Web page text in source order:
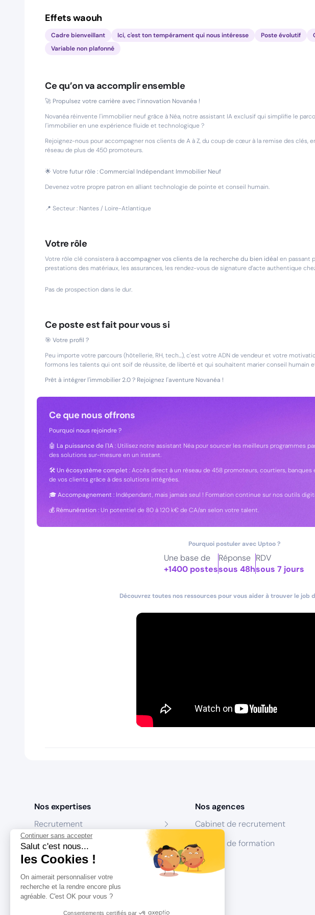
Continuer sans accepter
Salut c'est nous...
les Cookies !
On aimerait personnaliser votre
recherche et la rendre encore plus
agréable. C'est OK pour vous ?
Consentements certifiés par
Effets waouh
Cadre bienveillant Ici, c'est ton tempérament qui nous intéresse Poste évolutif
Variable non plafonné
Ce qu’on va accomplir ensemble
🚀 Propulsez votre carrière avec l’innovation Novanéa !
Novanéa réinvente l'immobilier neuf grâce à Néa, notre assistant IA exclusif qui simplifie le
l'immobilier en une expérience fluide et technologique ?
Rejoignez-nous pour accompagner nos clients de A à Z, du coup de cœur à la remise des clés,
réseau de plus de 450 promoteurs.
🌟 Votre futur rôle : Commercial Indépendant Immobilier Neuf
Devenez votre propre patron en alliant technologie de pointe et conseil humain.
📍 Secteur : Nantes / Loire-Atlantique
Votre rôle
Votre rôle clé consistera àaccompagner vos clients de la recherche du bien idéal en passant
prestations des matériaux, les assurances, les rendez-vous de signature d’acte authentique
Pas de prospection dans le dur.
Ce poste est fait pour vous si
🎯 Votre profil ?
Peu importe votre parcours (hôtellerie, RH, tech...), c'est votre ADN de vendeur et votre
formons les talents qui ont soif de réussite, de liberté et qui souhaitent marier conseil humain
Prêt à intégrer l'immobilier 2.0 ? Rejoignez l'aventure Novanéa !
Ce que nous offrons
Pourquoi nous rejoindre ?
🤖 La puissance de l'IA: Utilisez notre assistant Néa pour sourcer les meilleurs programmes
des solutions sur-mesure en un instant.
🛠Un écosystème complet: Accès direct à un réseau de 458 promoteurs, courtiers,
de vos clients grâce à des solutions intégrées.
🎓Accompagnement: Indépendant, mais jamais seul ! Formation continue sur nos outils
💰 Rémunération: Un potentiel de 80 à 120 k€ de CA/an selon votre talent.
Pourquoi postuler avec Uptoo ?
Une base de
+1400 postes
Réponse
sous 48h
RDV
sous 7 jours
Découvrez toutes nos ressources pour vous aider à trouver le job
Nos expertises
Recrutement
Formation
Coaching
Conseil
Nos agences
Cabinet de recrutement
Centres de formation